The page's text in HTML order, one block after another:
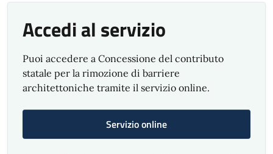
Accedi al servizio
Puoi accedere a Concessione del contributo
statale per la rimozione di barriere
architettoniche tramite il servizio online.
Servizio online